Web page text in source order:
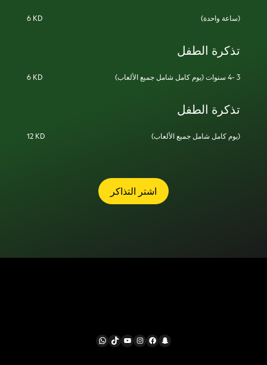
6 KD (ساعة واحدة)
تذكرة الطفل
6 KD (يوم كامل شامل جميع الألعاب) 3 -4 سنوات
تذكرة الطفل
12 KD (يوم كامل شامل جميع الألعاب)
اشتر التذاكر
WhatsApp
TikTokYouTube
Instagram
Facebook
Snapchat